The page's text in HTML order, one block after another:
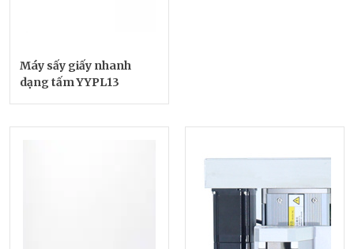
Máy sấy giấy nhanh
dạng tấm YYPL13